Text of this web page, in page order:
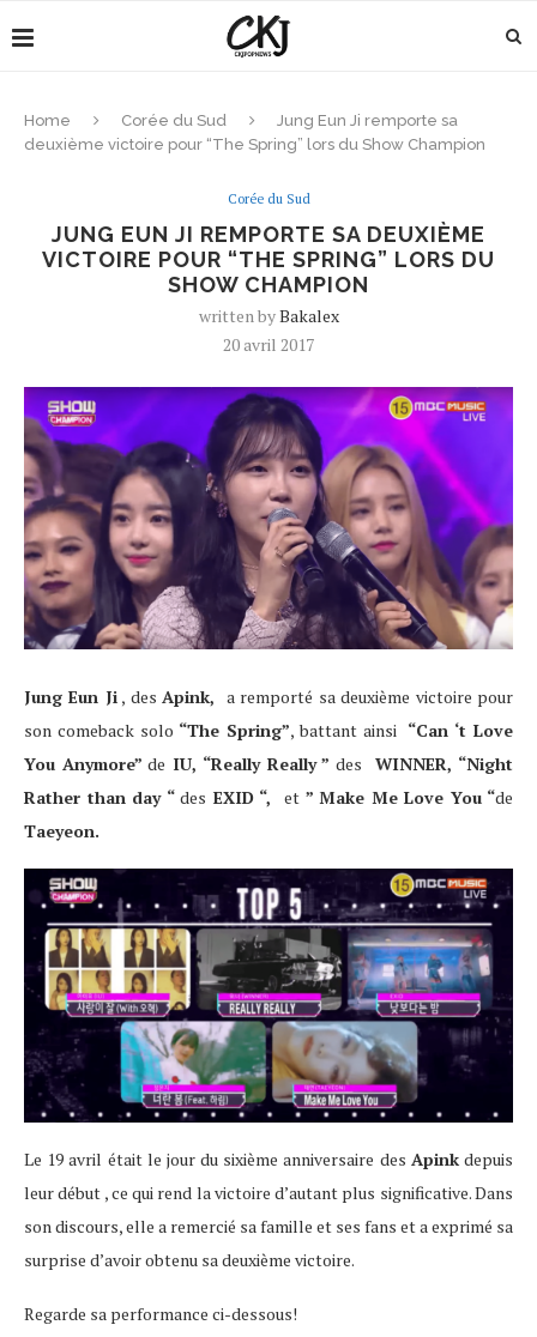
Home Corée du Sud
Jung Eun Ji remporte sa
deuxième victoire pour “The Spring” lors du Show Champion
Corée du Sud
JUNG EUN JI REMPORTE SA DEUXIÈME
VICTOIRE POUR “THE SPRING” LORS DU
SHOW CHAMPION
written byBakalex
20 avril 2017
Jung Eun Ji, desApink, a remporté sa deuxième victoire pour
son comeback solo “The Spring”, battant ainsi “Can ‘t Love
You Anymore”de IU, “Really Really ” des WINNER, “Night
Rather than day “des EXID “, et ” Make Me Love You “de
Taeyeon.
Le 19 avril était le jour du sixième anniversaire des Apinkdepuis
leur début , ce qui rend la victoire d’autant plus significative. Dans
son discours, elle a remercié sa famille et ses fans et a exprimé sa
surprise d’avoir obtenu sa deuxième victoire.
Regarde sa performance ci-dessous!